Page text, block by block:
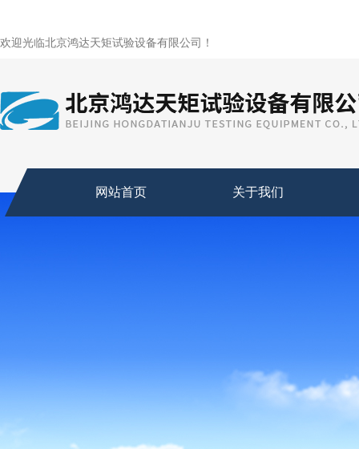
欢迎光临北京鸿达天矩试验设备有限公司！
网站首页 关于我们